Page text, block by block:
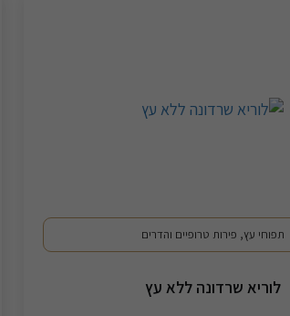
תפוחי עץ, פירות טרופיים והדרים
לוריא שרדונה ללא עץ